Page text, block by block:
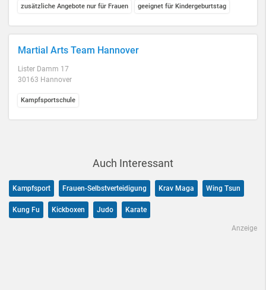
zusätzliche Angebote nur für Frauen geeignet für Kindergeburtstag
Martial Arts Team Hannover
Lister Damm 17
30163 Hannover
Kampfsportschule
Auch Interessant
Kampfsport Frauen-Selbstverteidigung Krav Maga Wing Tsun
Kung Fu Kickboxen Judo Karate
Anzeige